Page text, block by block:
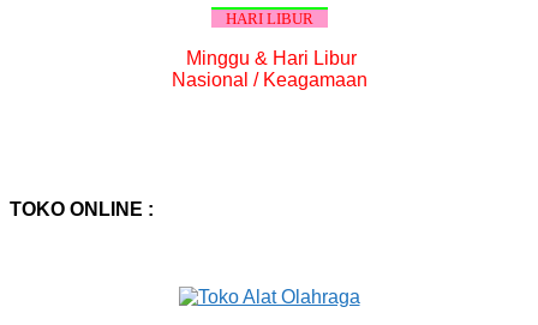
HARI LIBUR
Minggu & Hari Libur
Nasional / Keagamaan
TOKO ONLINE :